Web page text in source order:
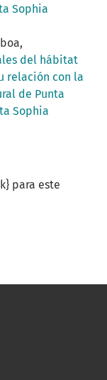
Sophia
del hábitat
relación con la
de Punta
Sophia
para este